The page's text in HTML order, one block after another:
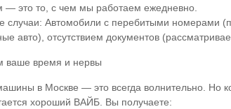
— это то, с чем мы работаем ежедневно.
случаи: Автомобили с перебитыми номерами
авто), отсутствием документов
ваше время и нервы
в Москве — это всегда волнительно. Но
хороший ВАЙБ. Вы получаете: